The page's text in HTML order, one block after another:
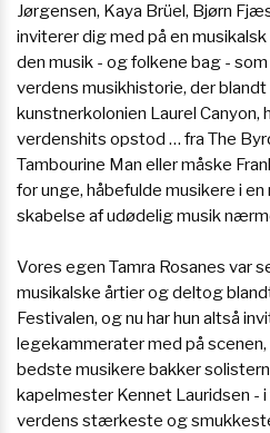
Jørgensen, Kaya Brüel, Bjørn
inviterer dig med på en
den musik - og folkene bag -
verdens musikhistorie, der
kunstnerkolonien Laurel Canyon,
verdenshits opstod … fra The
Tambourine Man eller måske
for unge, håbefulde musikere i
skabelse af udødelig musik
Vores egen Tamra Rosanes var
musikalske årtier og deltog
Festivalen, og nu har hun altså
legekammerater med på
bedste musikere bakker
kapelmester Kennet Lauridsen -
verdens stærkeste og